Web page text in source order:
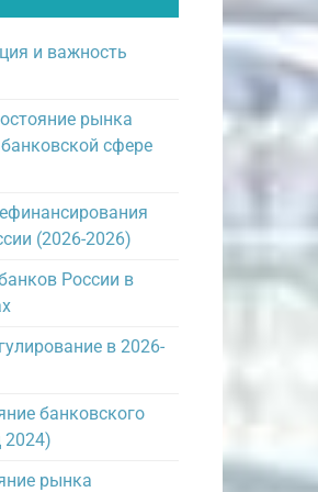
и важность
рынка
сфере
(2026-2026)
России в
в 2026-
банковского
2024)
рынка